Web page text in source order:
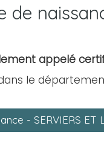
de
appelé
le
- SERVIERS ET